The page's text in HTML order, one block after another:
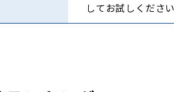
えます。
してお試しくださ